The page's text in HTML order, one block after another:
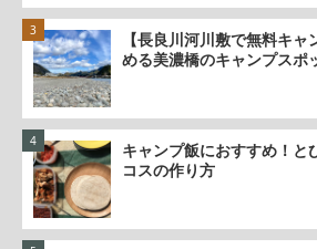
【長良川河川敷で無料キ
める美濃橋のキャンプスポ
キャンプ飯におすすめ！と
コスの作り方